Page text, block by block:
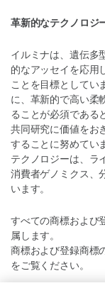
革新的なテクノロジ
イルミナは、遺伝多
的なアッセイを応用
ことを目標としてい
に、革新的で高い柔
ることが必須である
共同研究に価値をお
することに努めてい
テクノロジーは、ラ
消費者ゲノミクス、
います。
すべての商標および
属します。
商標および登録商標
をご覧ください。